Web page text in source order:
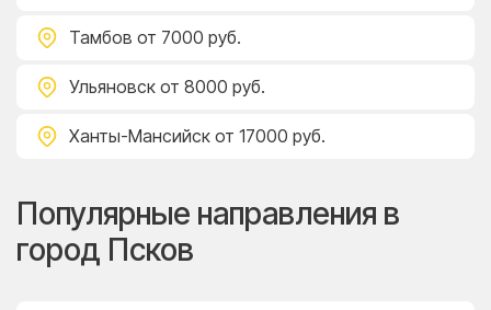
Тамбов от 7000 руб.
Ульяновск от 8000 руб.
Ханты-Мансийск от 17000 руб.
Популярные направления в
город Псков